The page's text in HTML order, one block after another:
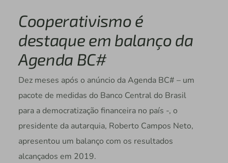
Cooperativismo é
destaque em balanço da
Agenda BC#
Dez meses após o anúncio da Agenda BC# – um
pacote de medidas do Banco Central do Brasil
para a democratização financeira no país -, o
presidente da autarquia, Roberto Campos Neto,
apresentou um balanço com os resultados
alcançados em 2019.